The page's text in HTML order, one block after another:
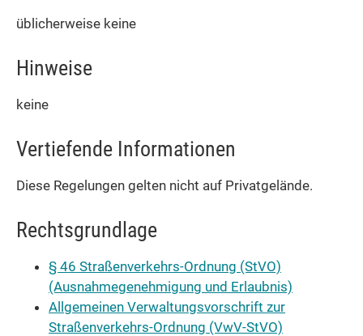
üblicherweise keine
Hinweise
keine
Vertiefende Informationen
Diese Regelungen gelten nicht auf Privatgelände.
Rechtsgrundlage
§ 46 Straßenverkehrs-Ordnung (StVO)
(Ausnahmegenehmigung und Erlaubnis)
Allgemeinen Verwaltungsvorschrift zur
Straßenverkehrs-Ordnung (VwV-StVO)